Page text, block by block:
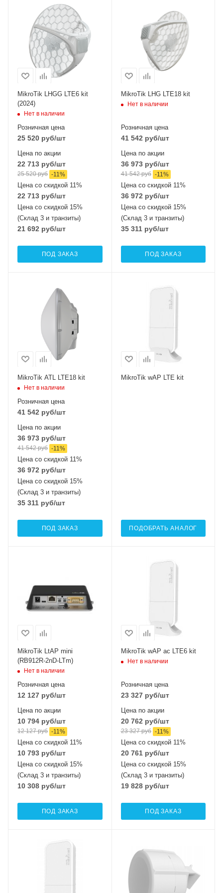
Один 2G / 3G / LTE6
Проводные,
оптические
интерфейсы
1xGigabit Ethernet
MikroTik LHGG LTE6 kit
(2024)
Нет в наличии
Розничная цена
25 520 руб/шт
Цена по акции
22 713 руб/шт
25 520руб -11%
Цена со скидкой 11%
22 713 руб/шт
Цена со скидкой 15%
(Склад 3 и транзиты)
21 692 руб/шт
ПОД ЗАКАЗ
Один 2G / 3G /
LTE18
Проводные,
оптические
интерфейсы
1xGigabit Ethernet
MikroTik LHG LTE18 kit
Нет в наличии
Розничная цена
41 542 руб/шт
Цена по акции
36 973руб/шт
41 542руб -11%
Цена со скидкой 11%
36 972 руб/шт
Цена со скидкой 15%
(Склад 3 и транзиты)
35 311руб/шт
ПОД ЗАКАЗ
Один 2G / 3G /
Проводные,
оптические
интерфейсы
1xGigabit Ethernet
MikroTik ATL LTE18 kit
Нет в наличии
Розничная цена
41 542 руб/шт
Цена по акции
36 973 руб/шт
41 542руб -11 %
Цена со скидкой 11%
36 972 руб/шт
Цена со скидкой 15%
(Склад 3 и транзиты)
35 311 руб/шт
ПОД ЗАКАЗ
Интерфейсы сотовой
Один 2G / 3G / LTE
1x10/100 Mbps
Ethernet
Wi-Fi интерфейсы
MikroTik wAP LTE kit
ПОДОБРАТЬ АНАЛОГ
1x10/100 Mbps
Ethernet
MIMO2x2
MikroTik LtAP mini
(RB912R-2nD-LTm)
Нет в наличии
Розничная цена
12 127 руб/шт
Цена по акции
10 794 руб/шт
12 127руб -11%
Цена со скидкой 11%
10 793 руб/шт
Цена со скидкой 15%
(Склад 3 и транзиты)
10 308 руб/шт
ПОД ЗАКАЗ
Один 2G / 3G / LTE6
2x10/100/1000 Mbps
Ethernet
Wi-Fi интерфейсы
Два: 5 ГГц
MIMO2x2 + 2,4 ГГЦ
802.11b/g/n
MikroTik wAP ac LTE6 kit
Нет в наличии
Розничная цена
23 327руб/шт
Цена по акции
20 762 руб/шт
23 327руб -11%
Цена со скидкой 11%
20 761руб/шт
Цена со скидкой 15%
(Склад 3 и транзиты)
19 828руб/шт
ПОД ЗАКАЗ
Интерфейсы сотовой
Один 2G / 3G / LTE
оптические
интерфейсы
2x10/100 Mbps